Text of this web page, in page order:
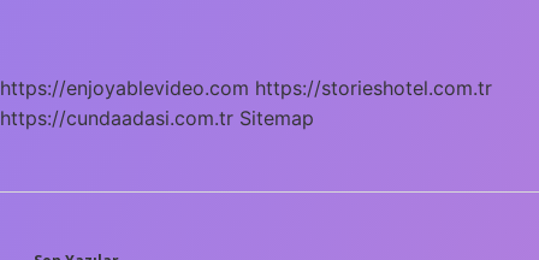
https://enjoyablevideo.com https://storieshotel.com.tr
https://cundaadasi.com.tr Sitemap